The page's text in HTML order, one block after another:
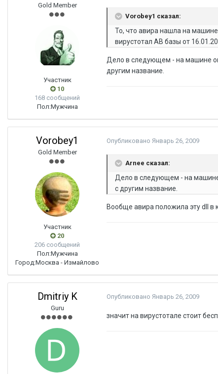
Gold Member
Участник
10
168 сообщений
Пол:Мужчина
Vorobey1 сказал:
То, что авира нашла на машине
вирустотал АВ базы от
Дело в следующем - на машине
другим название.
Vorobey1
Gold Member
Участник
20
206 сообщений
Пол:Мужчина
Город:Москва - Измайлово
Опубликовано Январь 26, 2009
Arnee сказал:
Дело в следующем - на машине
с другим название.
Вообще авира положила эту dll в
Dmitriy K
Guru
Опубликовано Январь 26, 2009
значит на вирустотале стоит